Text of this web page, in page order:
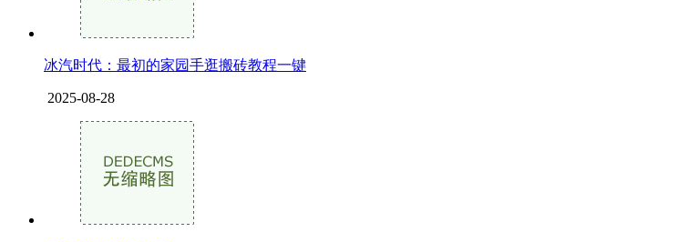
冰汽时代：最初的家园手逛搬砖教程一键
2025-08-28